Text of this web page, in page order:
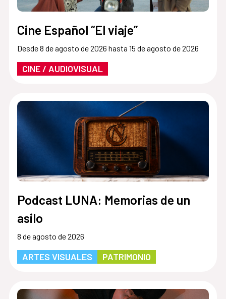
Cine Español “El viaje”
Desde 8 de agosto de 2026 hasta 15 de agosto de 2026
CINE / AUDIOVISUAL
Podcast LUNA: Memorias de un
asilo
8 de agosto de 2026
ARTES VISUALES PATRIMONIO